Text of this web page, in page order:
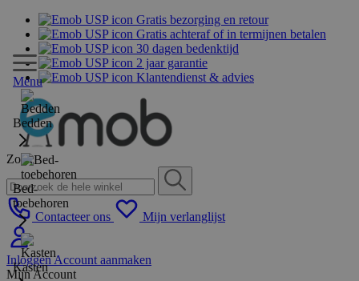
Gratis bezorging en retour
Gratis achteraf of in termijnen betalen
30 dagen bedenktijd
2 jaar garantie
Klantendienst & advies
Zoek
Contacteer ons Mijn verlanglijst
InloggenAccount aanmaken
Mijn Account
Menu
Bedden
Bed-
toebehoren
Kasten